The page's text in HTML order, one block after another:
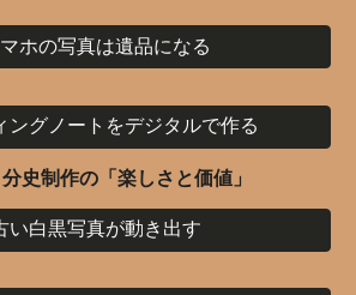
ホの写真は遺品になる
ングノートをデジタルで作る
史制作の「楽しさと価値」
い白黒写真が動き出す